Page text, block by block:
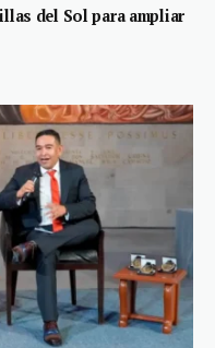
del Sol para ampliar